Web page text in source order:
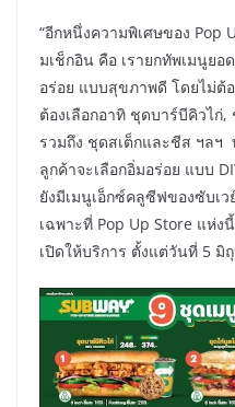
“อีกหนึ่งความพิเศษของ Pop
มเช็กอิน คือ เรายกทัพเมนูยอ
อร่อย แบบสุขภาพดี โดยไม่ต้
ต้องเลือกอาทิ ชุดบาร์บีคิวไก่,
รวมถึง ชุดสเต็กและชีส ฯลฯ
ลูกค้าจะเลือกอิ่มอร่อย แบบ
ยังมีเมนูเอ็กซ์คลูซีฟของซับเ
เฉพาะที่ Pop Up Store แห่ง
เปิดให้บริการ ตั้งแต่วันที่ 5 มิ